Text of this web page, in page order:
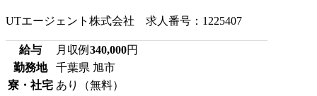
UTエージェント株式会社 求人番号：1225407
給与 月収例 340,000円
勤務地
千葉県 旭市
寮・社宅 あり（無料）